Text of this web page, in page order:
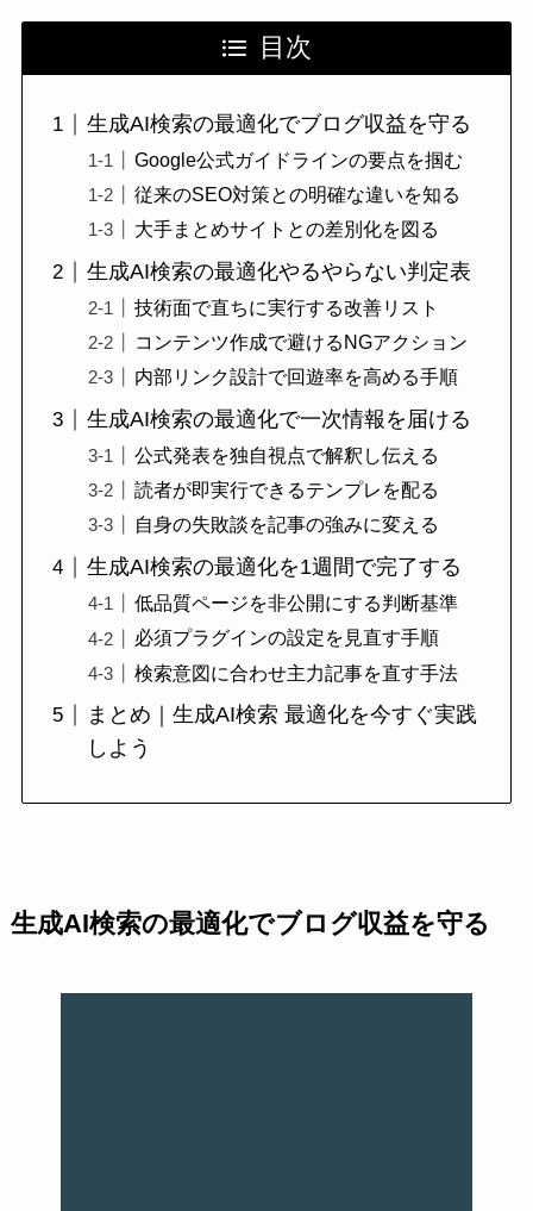
目次
生成AI検索の最適化でブログ収益を守る
Google公式ガイドラインの要点を掴む
従来のSEO対策との明確な違いを知る
大手まとめサイトとの差別化を図る
生成AI検索の最適化やるやらない判定表
技術面で直ちに実行する改善リスト
コンテンツ作成で避けるNGアクション
内部リンク設計で回遊率を高める手順
生成AI検索の最適化で一次情報を届ける
公式発表を独自視点で解釈し伝える
読者が即実行できるテンプレを配る
自身の失敗談を記事の強みに変える
生成AI検索の最適化を1週間で完了する
低品質ページを非公開にする判断基準
必須プラグインの設定を見直す手順
検索意図に合わせ主力記事を直す手法
まとめ｜生成AI検索 最適化を今すぐ実践
しよう
生成AI検索の最適化でブログ収益を守る